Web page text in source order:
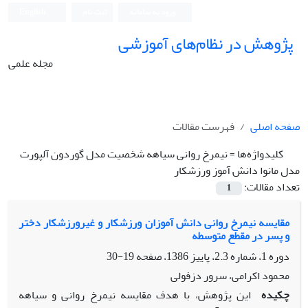
پژوهش در نظام‌های آموزشی
مجله علمی
صفحه اصلی
فهرست مقالات
کلیدواژه‌ها =نیمرخ روانی سیاهه شخصیت مدل گوردون آلپورت
مدل مانوا دانش آموز ورزشکار
تعداد مقالات:
1
مقایسه نیمرخ روانی دانش آموزان ورزشکار و غیرورزشکار دختر
و پسر در مقطع متوسطه
دوره 1، شماره 2.3، پاییز 1386، صفحه
19-30
محمود اکرامی، سرور دزفولی
چکیده این پژوهش، با هدف مقایسه نیمرخ روانی و سیاهه